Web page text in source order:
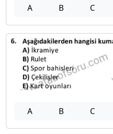
A B C
A B C